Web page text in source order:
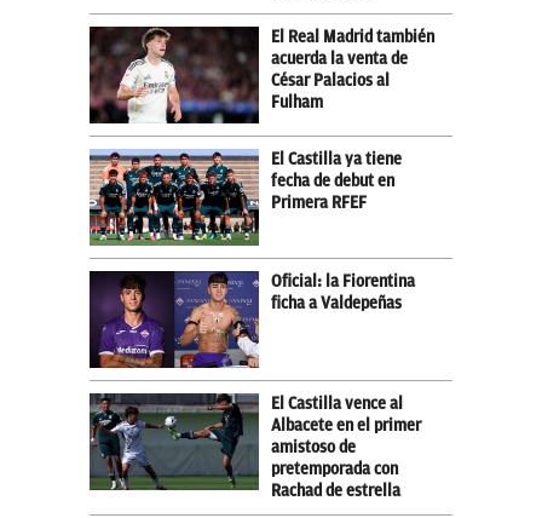
El Real Madrid también
acuerda la venta de
César Palacios al
Fulham
El Castilla ya tiene
fecha de debut en
Primera RFEF
Oficial: la Fiorentina
ficha a Valdepeñas
El Castilla vence al
Albacete en el primer
amistoso de
pretemporada con
Rachad de estrella